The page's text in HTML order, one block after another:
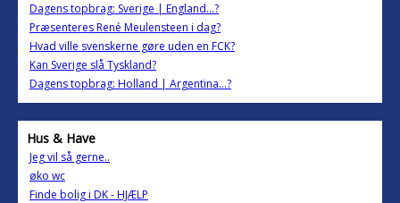
Dagens topbrag: Sverige | England…?
Præsenteres René Meulensteen i dag?
Hvad ville svenskerne gøre uden en FCK?
Kan Sverige slå Tyskland?
Dagens topbrag: Holland | Argentina…?
Hus & Have
Jeg vil så gerne..
øko wc
Finde bolig i DK - HJÆLP